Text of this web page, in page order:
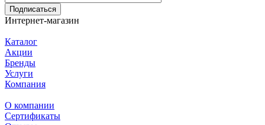
Подписаться
Интернет-магазин
Каталог
Акции
Бренды
Услуги
Компания
О компании
Сертификаты